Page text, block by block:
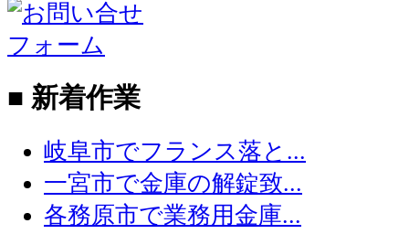
■ 新着作業
岐阜市でフランス落と...
一宮市で金庫の解錠致...
各務原市で業務用金庫...